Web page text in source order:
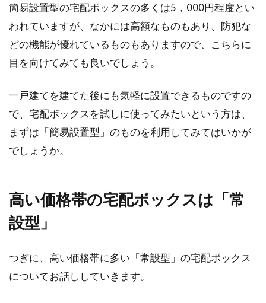
簡易設置型の宅配ボックスの多くは5，000円程度とい
われていますが、なかには高額なものもあり、防犯な
どの機能が優れているものもありますので、こちらに
目を向けてみても良いでしょう。
一戸建てを建てた後にも気軽に設置できるものですの
で、宅配ボックスを試しに使ってみたいという方は、
まずは「簡易設置型」のものを利用してみてはいかが
でしょうか。
高い価格帯の宅配ボックスは「常
設型」
つぎに、高い価格帯に多い「常設型」の宅配ボックス
についてお話ししていきます。